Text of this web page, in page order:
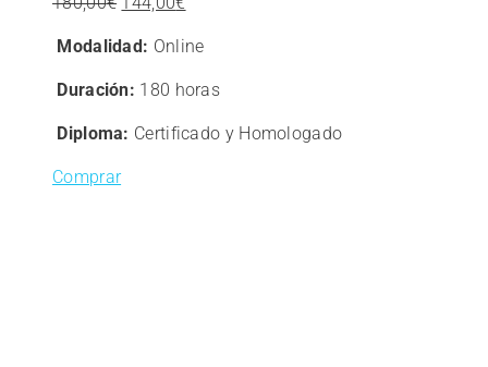
original
era:
actual
Modalidad: Online
Duración: 180 horas
Diploma: Certificado y Homologado
Comprar